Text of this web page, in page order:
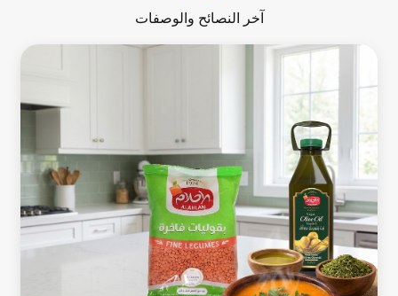
آخر النصائح والوصفات